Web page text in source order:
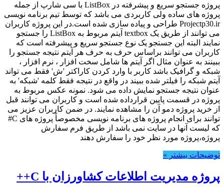
پروژه جستجو سریع و پیشرفته در ListBox با سی شارپ از جمله
پروژه های ساده ولی کاربردی می باشد که توسط تیم برنامه نویسی
Projectp30.ir طراحی و پیاده سازی شده است.در این پروژه کاربران
می توانند از طریق یک textbox آیتم مربوط به ListBox را جستجو
نمایند البته این جستجو یک نوع جستجو سریع و پیشرفته است که
کاربران می توانند براساس حرف به حرف هر آیتم نتیجه جستجو را
ببینند به عنوان مثال اگر آیتم ها شامل سخت افزار ، نرم افزار ،
شبکه و گرافیک باشد کاربر با وارد کردن کاراکتر 'ش' فقط می تواند
آیتم شبکه را فیلتر شده ببیند در واقع در نتیجه فقط کلمه 'شبکه' به
عنوان نتیجه جستجو نمایش داده می شود. نمونه عکس مربوط به
پروژه در قسمت پایین قرارداده شده است و کاربران می توانند قبل
از خرید پروژه دمو آن را مشاهده نمایند. در ضمن کاربران عزیز می
توانند برای انجام پروژه های برنامه نویسی مخصوصاً پروژه های C#
که لیست آنها در سایت نمی باشد از طریق فرم سفارش
پروژه،پروژه مورد نظر خود را سفارش دهند
توضیحات بیشتر »
پروژه مدیریت اطلاعات کشاورزان با C++